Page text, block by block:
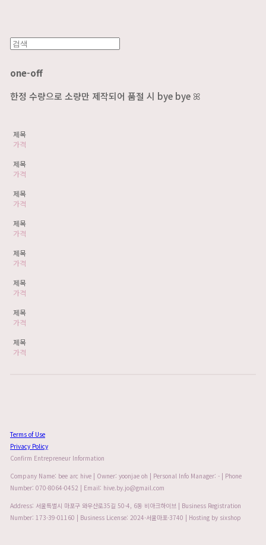
one-off
한정 수량으로 소량만 제작되어 품절 시 bye bye ꕤ
제목
가격
제목
가격
제목
가격
제목
가격
제목
가격
제목
가격
제목
가격
제목
가격
Terms of Use
Privacy Policy
Confirm Entrepreneur Information
Company Name: bee arc hive | Owner: yoonjae oh | Personal Info Manager: - | Phone
Number: 070-8064-0452 | Email: hive.by.jo@gmail.com
Address: 서울특별시 마포구 와우산로35길 50-4, 6동 비아크하이브 | Business Registration
Number: 173-39-01160 | Business License: 2024-서울마포-3740 | Hosting by sixshop